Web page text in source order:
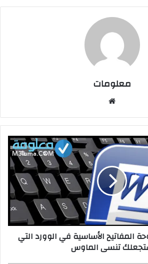
معلومات
ق
ع
ا
و
ب
المفاتيح الأساسية في الوورد التي
تنسى الماوس